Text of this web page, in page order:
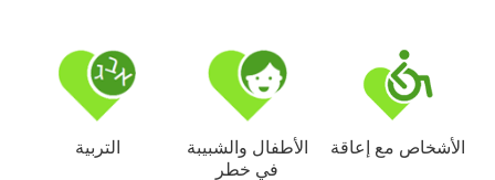
الأشخاص مع إعاقة
الأطفال والشبيبة
في خطر
التربية